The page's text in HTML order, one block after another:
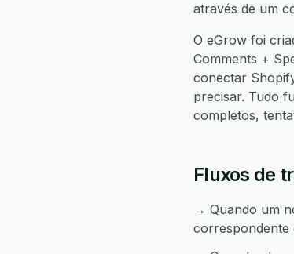
através de um
O eGrow foi
Comments +
conectar
precisar. Tudo
completos,
Fluxos de
→ Quando um
correspondente